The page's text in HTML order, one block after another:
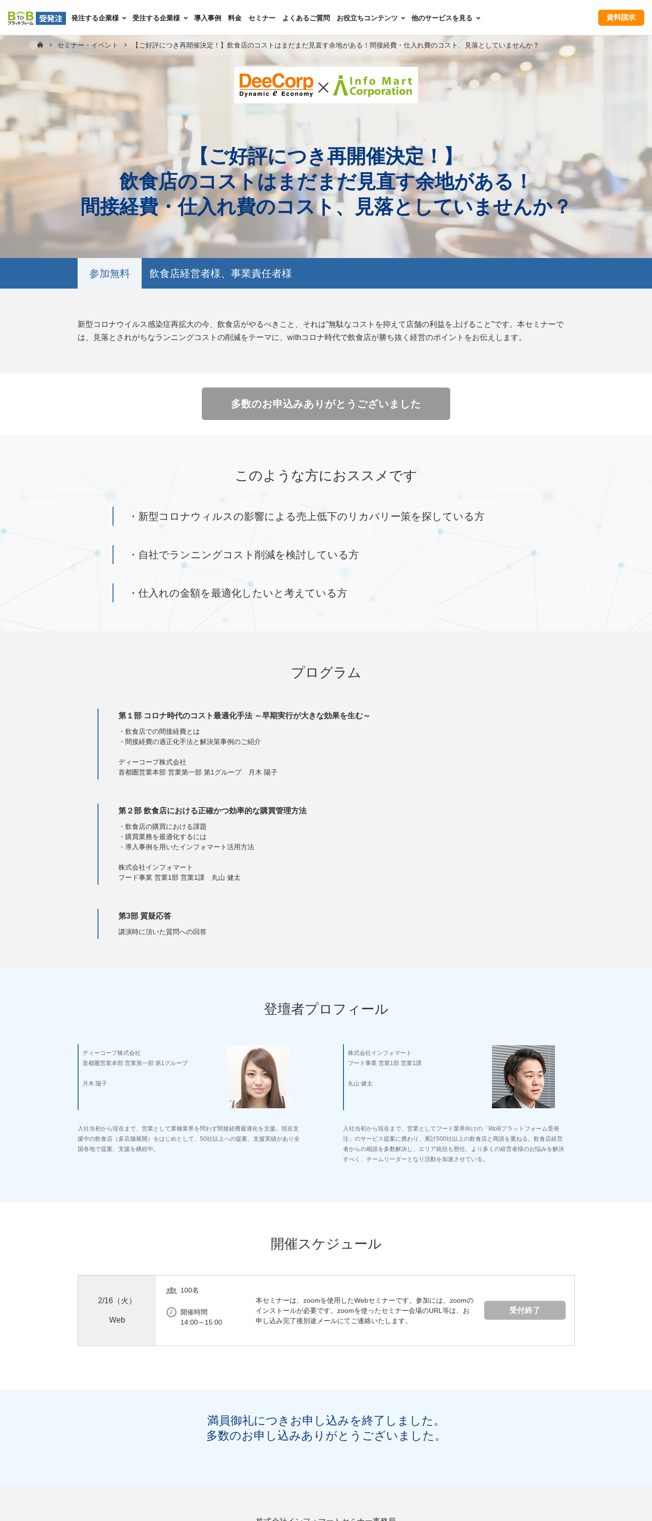
資料請求
発注する企業様 受注する企業様 導入事例 料金 セミナー よくあるご質問 お役立ちコンテンツ 他のサービスを見る
セミナー・イベント 【ご好評につき再開催決定！】飲食店のコストはまだまだ見直す余地がある！間接経費・仕入れ費のコスト、見落としていませんか？
【ご好評につき再開催決定！】
飲食店のコストはまだまだ見直す余地がある！
間接経費・仕入れ費のコスト、見落としていませんか？
参加無料 飲食店経営者様、事業責任者様
新型コロナウイルス感染症再拡大の今、飲食店がやるべきこと、それは”無駄なコストを抑えて店舗の利益を上げること”です。本セミナーで
は、見落とされがちなランニングコストの削減をテーマに、withコロナ時代で飲食店が勝ち抜く経営のポイントをお伝えします。
多数のお申込みありがとうございました
このような方におススメです
・新型コロナウィルスの影響による売上低下のリカバリー策を探している方
・自社でランニングコスト削減を検討している方
・仕入れの金額を最適化したいと考えている方
プログラム
第１部 コロナ時代のコスト最適化手法 ～早期実行が大きな効果を生む～
・飲食店での間接経費とは
・間接経費の適正化手法と解決策事例のご紹介
ディーコープ株式会社
首都圏営業本部 営業第一部 第1グループ 月木 陽子
第２部 飲食店における正確かつ効率的な購買管理方法
・飲食店の購買における課題
・購買業務を最適化するには
・導入事例を用いたインフォマート活用方法
株式会社インフォマート
フード事業 営業1部 営業1課 丸山 健太
第3部 質疑応答
講演時に頂いた質問への回答
登壇者プロフィール
ディーコープ株式会社
首都圏営業本部 営業第一部 第1グループ
月木 陽子
入社当初から現在まで、営業として業種業界を問わず間接経費最適化を支援。現在支
援中の飲食店（多店舗展開）をはじめとして、50社以上への提案、支援実績があり全
国各地で提案、支援を継続中。
株式会社インフォマート
フード事業 営業1部 営業1課
丸山 健太
入社当初から現在まで、営業としてフード業界向けの「BtoBプラットフォーム受発
注」のサービス提案に携わり、累計500社以上の飲食店と商談を重ねる。飲食店経営
者からの相談を多数解決し、エリア統括も歴任。より多くの経営者様のお悩みを解決
すべく、チームリーダーとなり活動を加速させている。
開催スケジュール
2/16（火）
Web
100名
開催時間
14:00～15:00
本セミナーは、zoomを使用したWebセミナーです。参加には、zoomの
インストールが必要です。zoomを使ったセミナー会場のURL等は、お
申し込み完了後別途メールにてご連絡いたします。
受付終了
満員御礼につきお申し込みを終了しました。
多数のお申し込みありがとうございました。